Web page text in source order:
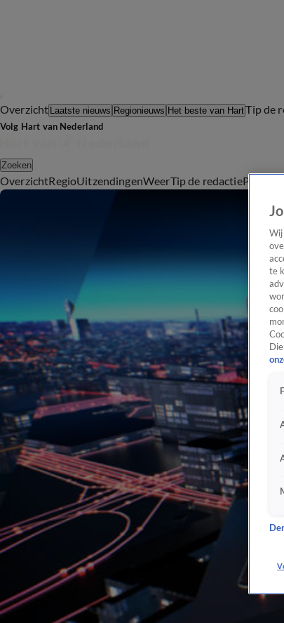
Overzicht Laatste nieuws Regionieuws Het beste van HartTip de
Volg Hart van Nederland
Zoeken
OverzichtRegioUitzendingenWeerTip de redactiePanel
Wij
te